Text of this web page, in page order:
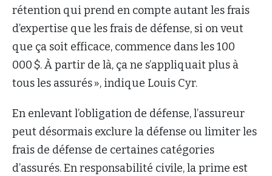
rétention qui prend en compte autant les frais
d’expertise que les frais de défense, si on veut
que ça soit efficace, commence dans les 100
000 $. À partir de là, ça ne s’appliquait plus à
tous les assurés », indique Louis Cyr.
En enlevant l’obligation de défense, l’assureur
peut désormais exclure la défense ou limiter les
frais de défense de certaines catégories
d’assurés. En responsabilité civile, la prime est